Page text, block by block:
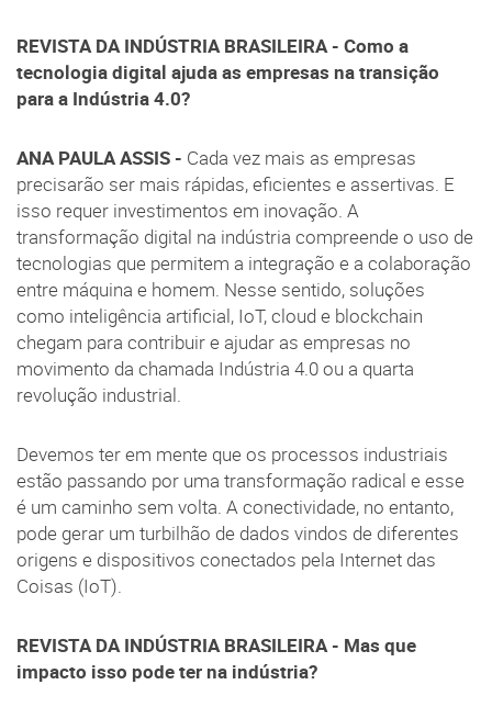
REVISTA DA INDÚSTRIA BRASILEIRA - Como a
tecnologia digital ajuda as empresas na transição
para a Indústria 4.0?
ANA PAULA ASSIS - Cada vez mais as empresas
precisarão ser mais rápidas, eficientes e assertivas. E
isso requer investimentos em inovação. A
transformação digital na indústria compreende o uso de
tecnologias que permitem a integração e a colaboração
entre máquina e homem. Nesse sentido, soluções
como inteligência artificial, IoT, cloud e blockchain
chegam para contribuir e ajudar as empresas no
movimento da chamada Indústria 4.0 ou a quarta
revolução industrial.
Devemos ter em mente que os processos industriais
estão passando por uma transformação radical e esse
é um caminho sem volta. A conectividade, no entanto,
pode gerar um turbilhão de dados vindos de diferentes
origens e dispositivos conectados pela Internet das
Coisas (IoT).
REVISTA DA INDÚSTRIA BRASILEIRA - Mas que
impacto isso pode ter na indústria?